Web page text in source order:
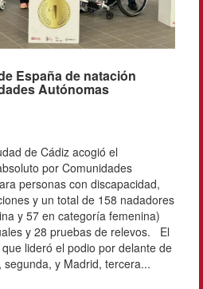
España de natación
Autónomas
de Cádiz acogió el
por Comunidades
personas con discapacidad,
y un total de 158 nadadores
y 57 en categoría femenina)
y 28 pruebas de relevos. El
lideró el podio por delante de
segunda, y Madrid, tercera...